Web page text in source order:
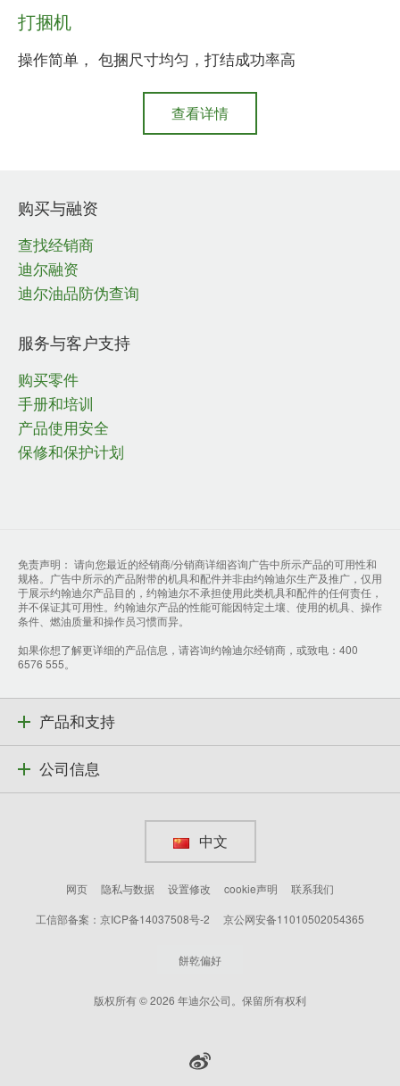
打捆机
操作简单， 包捆尺寸均匀，打结成功率高
查看详情
购买与融资
查找经销商
迪尔融资
迪尔油品防伪查询
服务与客户支持
购买零件
手册和培训
产品使用安全
保修和保护计划
免责声明： 请向您最近的经销商/分销商详细咨询广告中所示产品的可用性和
规格。广告中所示的产品附带的机具和配件并非由约翰迪尔生产及推广，仅用
于展示约翰迪尔产品目的，约翰迪尔不承担使用此类机具和配件的任何责任，
并不保证其可用性。约翰迪尔产品的性能可能因特定土壤、使用的机具、操作
条件、燃油质量和操作员习惯而异。
如果你想了解更详细的产品信息，请咨询约翰迪尔经销商，或致电：400
6576 555。
产品和支持
公司信息
中文
网页 隐私与数据 设置修改 cookie声明
联系我们
工信部备案：京ICP备14037508号-2
京公网安备11010502054365
餅乾偏好
版权所有 © 2026 年迪尔公司。保留所有权利